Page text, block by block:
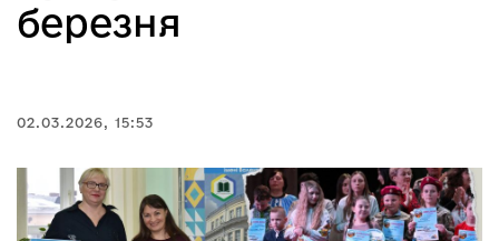
березня
02.03.2026, 15:53